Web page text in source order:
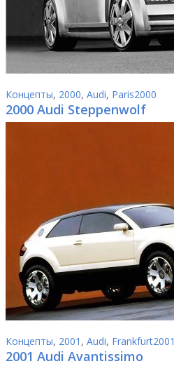
Концепты, 2000, Audi, Paris2000
2000 Audi Steppenwolf
Концепты, 2001 , Audi, Frankfurt2001
2001 Audi Avantissimo